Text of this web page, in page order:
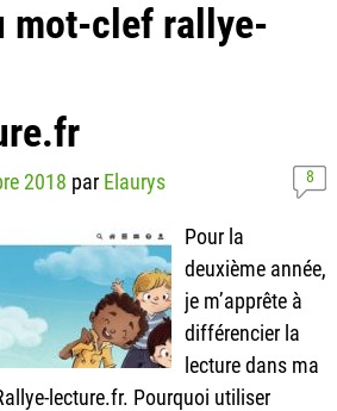
mot-clef rallye-
2018 par Elaurys 8
Pour la
deuxième année,
je m’apprête à
différencier la
lecture dans ma
lecture.fr. Pourquoi utiliser